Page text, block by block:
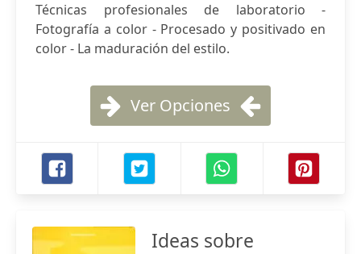
Técnicas profesionales de laboratorio -
Fotografía a color - Procesado y positivado en
color - La maduración del estilo.
Ver Opciones
Ideas sobre